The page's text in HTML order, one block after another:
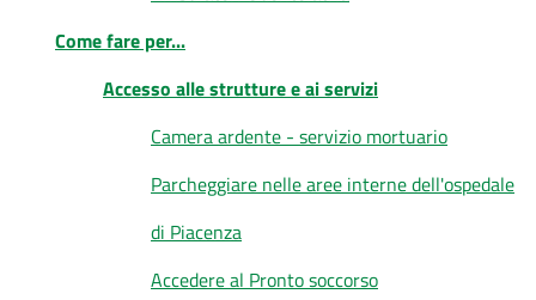
Come fare per...
Accesso alle strutture e ai servizi
Camera ardente - servizio mortuario
Parcheggiare nelle aree interne dell'ospedale
di Piacenza
Accedere al Pronto soccorso